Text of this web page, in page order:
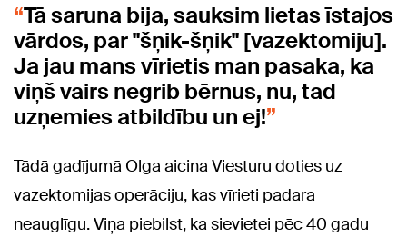
Tā saruna bija, sauksim lietas īstajos
vārdos, par "šņik-šņik" [vazektomiju].
Ja jau mans vīrietis man pasaka, ka
viņš vairs negrib bērnus, nu, tad
uzņemies atbildību un ej!
Tādā gadījumā Olga aicina Viesturu doties uz
vazektomijas operāciju, kas vīrieti padara
neauglīgu. Viņa piebilst, ka sievietei pēc 40 gadu